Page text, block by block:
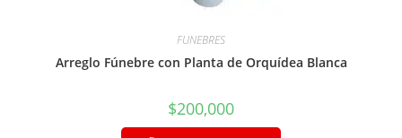
FUNEBRES
Arreglo Fúnebre con Planta de Orquídea Blanca
$200,000